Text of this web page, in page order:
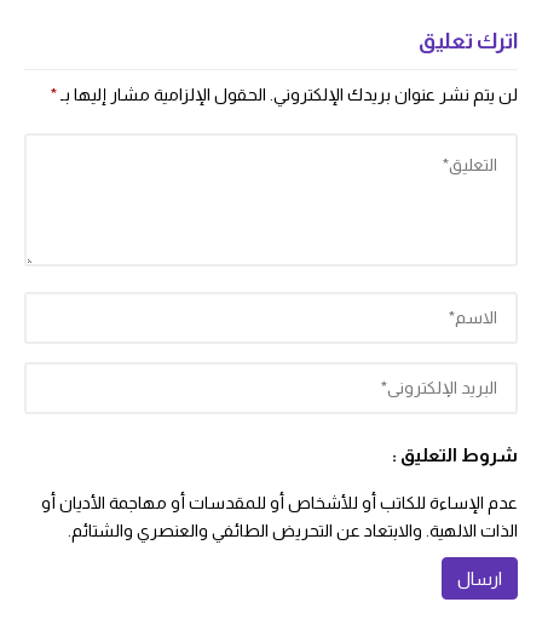
اترك تعليق
لن يتم نشر عنوان بريدك الإلكتروني. الحقول الإلزامية مشار إليها بـ *
شروط التعليق :
عدم الإساءة للكاتب أو للأشخاص أو للمقدسات أو مهاجمة الأديان أو
الذات الالهية. والابتعاد عن التحريض الطائفي والعنصري والشتائم.